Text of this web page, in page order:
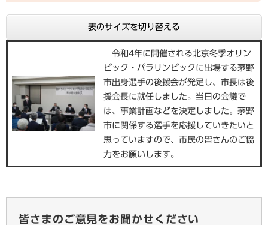
表のサイズを切り替える
令和4年に開催される北京冬季オリン
ピック・パラリンピックに出場する茅野
市出身選手の後援会が発足し、市長は後
援会長に就任しました。当日の会議で
は、事業計画などを決定しました。茅野
市に関係する選手を応援していきたいと
思っていますので、市民の皆さんのご協
力をお願いします。
皆さまのご意見をお聞かせください